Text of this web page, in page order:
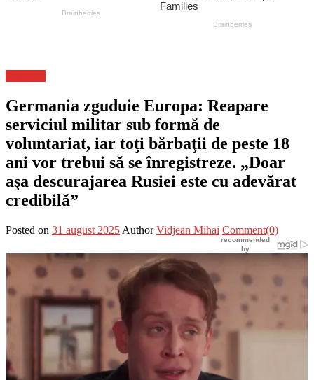
Germania zguduie Europa: Reapare
serviciul militar sub formă de
voluntariat, iar toţi bărbaţii de peste 18
ani vor trebui să se înregistreze. „Doar
aşa descurajarea Rusiei este cu adevărat
credibilă”
Posted on 31 august 2025 Author Vidjean Mihai Comment(0)